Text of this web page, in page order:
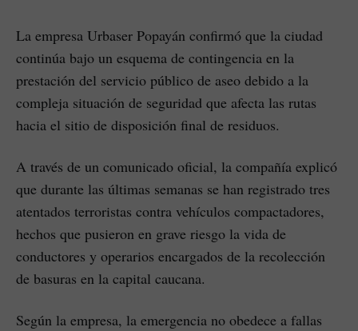
La empresa Urbaser Popayán confirmó que la ciudad
continúa bajo un esquema de contingencia en la
prestación del servicio público de aseo debido a la
compleja situación de seguridad que afecta las rutas
hacia el sitio de disposición final de residuos.
A través de un comunicado oficial, la compañía explicó
que durante las últimas semanas se han registrado tres
atentados terroristas contra vehículos compactadores,
hechos que pusieron en grave riesgo la vida de
conductores y operarios encargados de la recolección
de basuras en la capital caucana.
Según la empresa, la emergencia no obedece a fallas